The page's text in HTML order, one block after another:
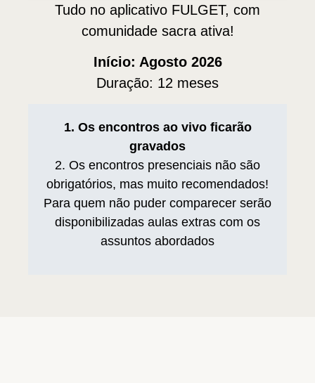
Tudo no aplicativo FULGET, com
comunidade sacra ativa!
Início: Agosto 2026
Duração: 12 meses
1. Os encontros ao vivo ficarão
gravados
2. Os encontros presenciais não são
obrigatórios, mas muito recomendados!
Para quem não puder comparecer serão
disponibilizadas aulas extras com os
assuntos abordados